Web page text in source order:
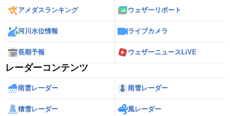
アメダスランキング ウェザーリポート
河川水位情報 ライブカメラ
長期予報 ウェザーニュースLiVE
レーダーコンテンツ
雨雲レーダー 雨雪レーダー
積雪レーダー 風レーダー